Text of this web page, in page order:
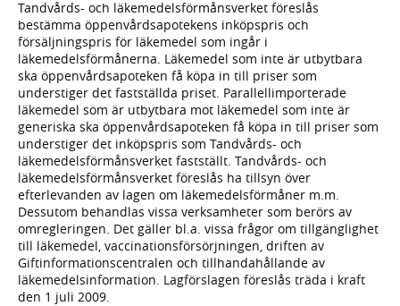
Tandvårds- och läkemedelsförmånsverket föreslås
bestämma öppenvårdsapotekens inköpspris och
försäljningspris för läkemedel som ingår i
läkemedelsförmånerna. Läkemedel som inte är utbytbara
ska öppenvårdsapoteken få köpa in till priser som
understiger det fastställda priset. Parallellimporterade
läkemedel som är utbytbara mot läkemedel som inte är
generiska ska öppenvårdsapoteken få köpa in till priser som
understiger det inköpspris som Tandvårds- och
läkemedelsförmånsverket fastställt. Tandvårds- och
läkemedelsförmånsverket föreslås ha tillsyn över
efterlevanden av lagen om läkemedelsförmåner m.m.
Dessutom behandlas vissa verksamheter som berörs av
omregleringen. Det gäller bl.a. vissa frågor om tillgänglighet
till läkemedel, vaccinationsförsörjningen, driften av
Giftinformationscentralen och tillhandahållande av
läkemedelsinformation. Lagförslagen föreslås träda i kraft
den 1 juli 2009.